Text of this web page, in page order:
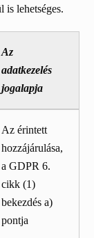
is lehetséges.
Az
adatkezelés
jogalapja
Az érintett
hozzájárulása,
a GDPR 6.
cikk (1)
bekezdés a)
pontja